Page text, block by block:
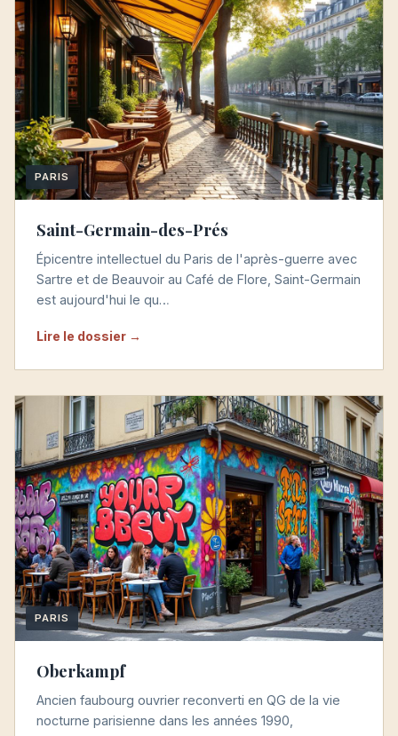
PARIS
Saint-Germain-des-Prés
Épicentre intellectuel du Paris de l'après-guerre avec
Sartre et de Beauvoir au Café de Flore, Saint-Germain
est aujourd'hui le qu…
Lire le dossier →
PARIS
Oberkampf
Ancien faubourg ouvrier reconverti en QG de la vie
nocturne parisienne dans les années 1990,